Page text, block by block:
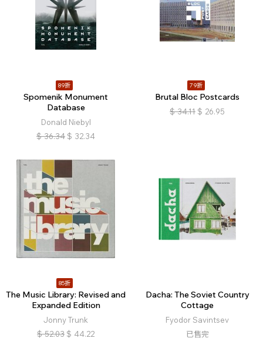
89折
Spomenik Monument
Database
Donald Niebyl
$ 36.34 $ 32.34
79折
Brutal Bloc Postcards
$ 34.11 $ 26.95
85折
The Music Library: Revised and
Expanded Edition
Jonny Trunk
$ 52.03 $ 44.22
Dacha: The Soviet Country
Cottage
Fyodor Savintsev
已售完